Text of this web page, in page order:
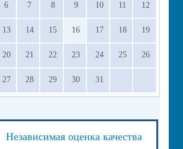
6 7 8 9 10 11 12
13 14 15 16 17 18 19
20 21 22 23 24 25 26
27 28 29 30 31
Независимая оценка качества